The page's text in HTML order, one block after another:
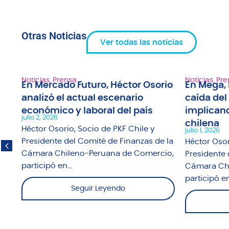
Otras Noticias
Ver todas las noticias
Noticias, Prensa
En Mercado Futuro, Héctor Osorio
analizó el actual escenario
económico y laboral del país
julio 2, 2026
Héctor Osorio, Socio de PKF Chile y
Presidente del Comité de Finanzas de la
Cámara Chileno-Peruana de Comercio,
participó en...
Seguir Leyendo
Noticias,
En
caída del
chilena
julio 1, 2026
Héctor
Presidente
Cámara
participó